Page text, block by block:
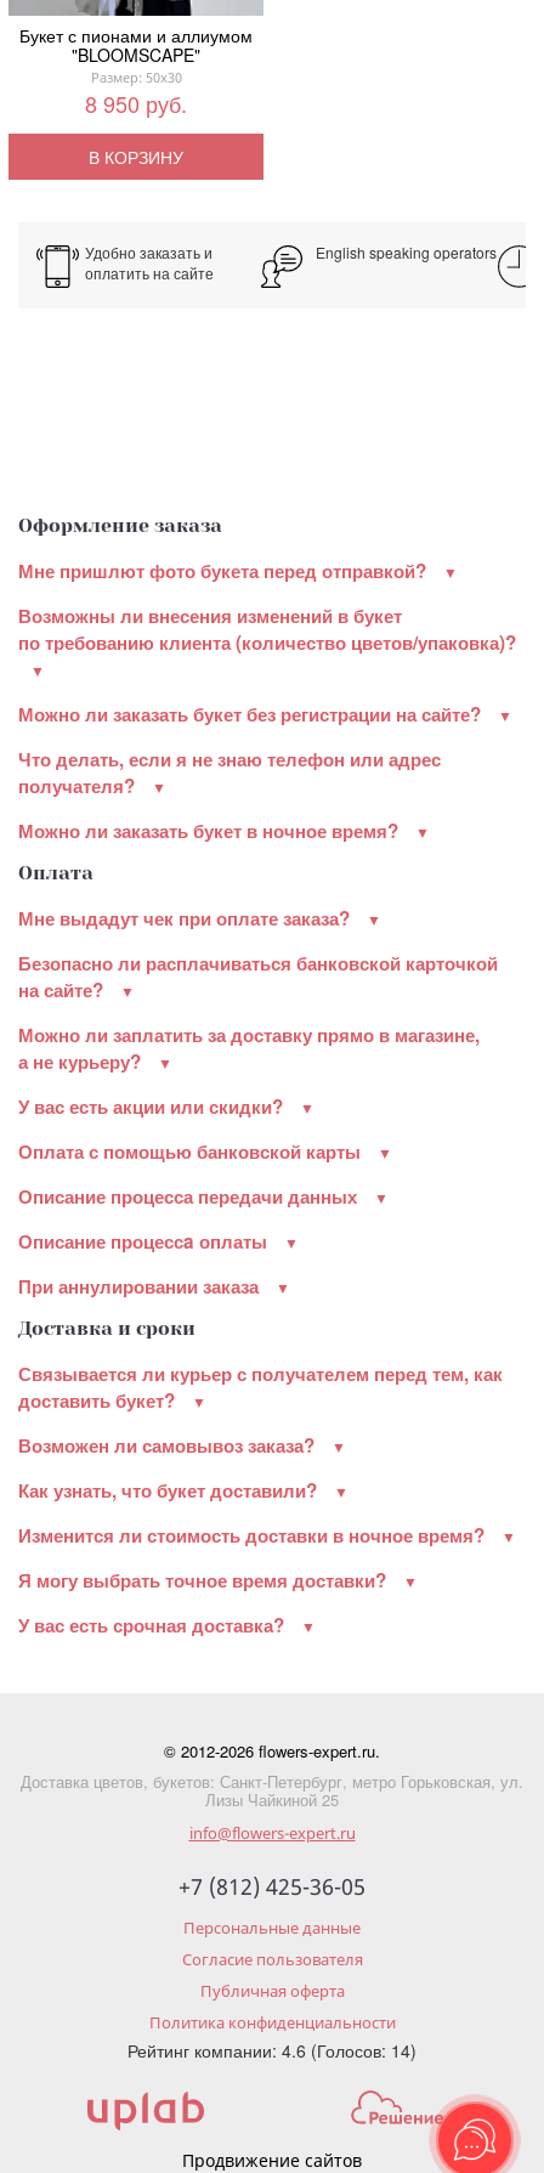
Букет с пионами и аллиумом
"BLOOMSCAPE"
Размер: 50x30
8 950 руб.
В КОРЗИНУ
Удобно заказать и
оплатить на сайте
English speaking operators
Оформление заказа
Мне пришлют фото букета перед отправкой?
Возможны ли внесения изменений в букет
по требованию клиента (количество цветов/упаковка)?
Можно ли заказать букет без регистрации на сайте?
Что делать, если я не знаю телефон или адрес
получателя?
Можно ли заказать букет в ночное время?
Оплата
Мне выдадут чек при оплате заказа?
Безопасно ли расплачиваться банковской карточкой
на сайте?
Можно ли заплатить за доставку прямо в магазине,
а не курьеру?
У вас есть акции или скидки?
Оплата с помощью банковской карты
Описание процесса передачи данных
Описание процессa оплаты
При аннулировании заказа
Доставка и сроки
Связывается ли курьер с получателем перед тем, как
доставить букет?
Возможен ли самовывоз заказа?
Как узнать, что букет доставили?
Изменится ли стоимость доставки в ночное время?
Я могу выбрать точное время доставки?
У вас есть срочная доставка?
© 2012-2026 flowers-expert.ru.
Доставка цветов, букетов: Санкт-Петербург, метро Горьковская, ул.
Лизы Чайкиной 25
info@flowers-expert.ru
+7 (812) 425-36-05
Персональные данные
Согласие пользователя
Публичная оферта
Политика конфиденциальности
Рейтинг компании: 4.6 (Голосов: 14)
Продвижение сайтов